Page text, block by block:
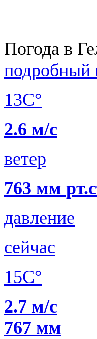
Погода в
подробный
13C°
2.6 м/с
ветер
763 мм
давление
сейчас
15C°
2.7 м/с
767 мм